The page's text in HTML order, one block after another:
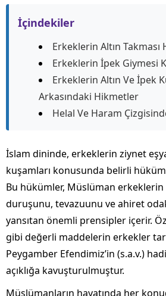
İçindekiler
Erkeklerin Altın Takması
Erkeklerin İpek Giymesi
Erkeklerin Altın Ve İpek
Arkasındaki Hikmetler
Helal Ve Haram
İslam dininde, erkeklerin ziynet
kuşamları konusunda belirli
Bu hükümler, Müslüman erkeklerin
duruşunu, tevazuunu ve ahiret
yansıtan önemli prensipler içerir.
gibi değerli maddelerin erkekler
Peygamber Efendimiz’in (s.a.v.)
açıklığa kavuşturulmuştur.
Müslümanların hayatında her